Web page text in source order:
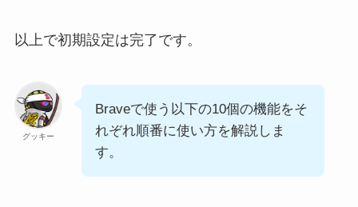
以上で初期設定は完了です。
グッキー
Braveで使う以下の10個の機能をそ
れぞれ順番に使い方を解説しま
す。